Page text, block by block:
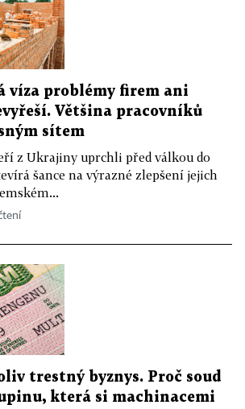
víza problémy firem ani
Většina pracovníků
sítem
z Ukrajiny uprchli před válkou do
šance na výrazné zlepšení jejich
trestný byznys. Proč soud
která si machinacemi